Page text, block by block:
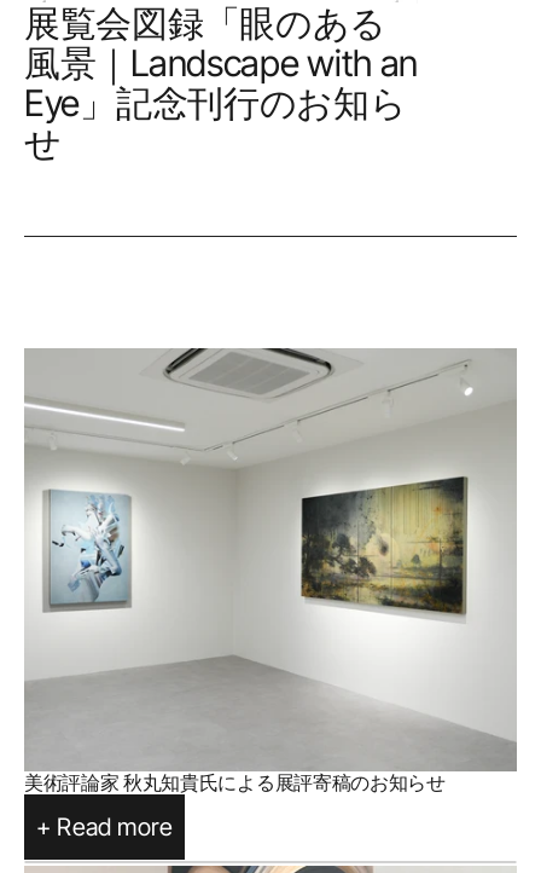
展覧会図録「眼のある
風景｜Landscape with an
Eye」記念刊行のお知ら
せ
美術評論家 秋丸知貴氏による展評寄稿のお知らせ
+ Read more